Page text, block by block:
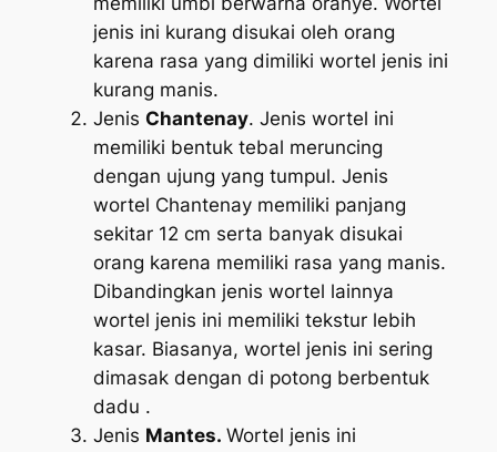
jenis ini kurang disukai oleh orang
karena rasa yang dimiliki wortel jenis ini
kurang manis.
Jenis Chantenay. Jenis wortel ini
memiliki bentuk tebal meruncing
dengan ujung yang tumpul. Jenis
wortel Chantenay memiliki panjang
sekitar 12 cm serta banyak disukai
orang karena memiliki rasa yang manis.
Dibandingkan jenis wortel lainnya
wortel jenis ini memiliki tekstur lebih
kasar. Biasanya, wortel jenis ini sering
dimasak dengan di potong berbentuk
dadu .
Jenis Mantes. Wortel jenis ini